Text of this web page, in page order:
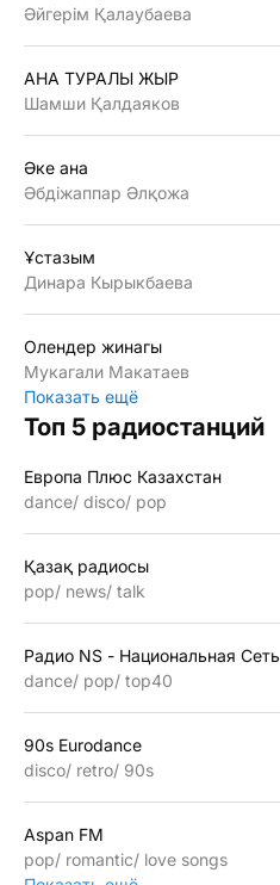
Әйгерiм Қалаубаева
АНА ТУРАЛЫ ЖЫР
Шамши Қалдаяков
Әке ана
Әбдiжаппар Әлқожа
Ұстазым
Динара Кырыкбаева
Олендер жинагы
Мукагали Макатаев
Показать ещё
Топ 5 радиостанций
Европа Плюс Казахстан
dance disco pop
Қазақ радиосы
pop
news talk
Радио NS - Национальная Сеть
dance pop top40
90s Eurodance
disco retro 90s
Aspan FM
pop
romantic
love songs